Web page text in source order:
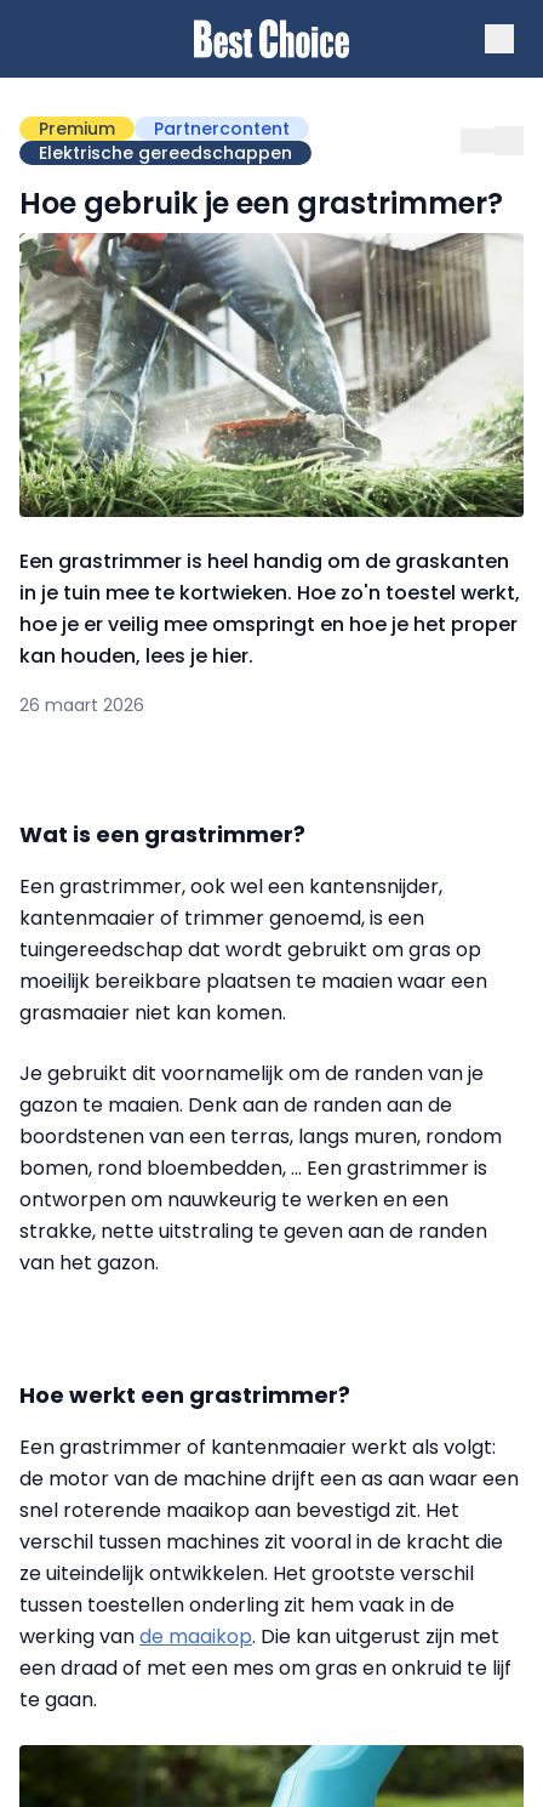
Premium
Partnercontent
Elektrische gereedschappen
Hoe gebruik je een grastrimmer?
Een grastrimmer is heel handig om de graskanten
in je tuin mee te kortwieken. Hoe zo'n toestel werkt,
hoe je er veilig mee omspringt en hoe je het proper
kan houden, lees je hier.
26 maart 2026
Wat is een grastrimmer?
Een grastrimmer, ook wel een kantensnijder,
kantenmaaier of trimmer genoemd, is een
tuingereedschap dat wordt gebruikt om gras op
moeilijk bereikbare plaatsen te maaien waar een
grasmaaier niet kan komen.
Je gebruikt dit voornamelijk om de randen van je
gazon te maaien. Denk aan de randen aan de
boordstenen van een terras, langs muren, rondom
bomen, rond bloembedden, ... Een grastrimmer is
ontworpen om nauwkeurig te werken en een
strakke, nette uitstraling te geven aan de randen
van het gazon.
Hoe werkt een grastrimmer?
Een grastrimmer of kantenmaaier werkt als volgt:
de motor van de machine drijft een as aan waar een
snel roterende maaikop aan bevestigd zit. Het
verschil tussen machines zit vooral in de kracht die
ze uiteindelijk ontwikkelen. Het grootste verschil
tussen toestellen onderling zit hem vaak in de
werking vande maaikop. Die kan uitgerust zijn met
een draad of met een mes om gras en onkruid te lijf
te gaan.